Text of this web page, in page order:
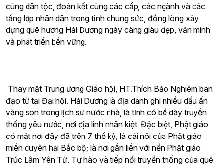
cùng dân tộc, đoàn kết cùng các cấp, các ngành và các
tầng lớp nhân dân trong tỉnh chung sức, đồng lòng xây
dựng quê hương Hải Dương ngày càng giàu đẹp, văn minh
và phát triển bền vững.
Thay mặt Trung ương Giáo hội, HT.Thích Bảo Nghiêm ban
đạo từ tại Đại hội. Hải Dương là địa danh ghi nhiều dấu ấn
vàng son trong lịch sử nước nhà, là tỉnh có bề dày truyền
thống yêu nước, nơi địa linh nhân kiệt. Đặc biệt, Phật giáo
có mặt nơi đây đã trên 7 thế kỷ, là cái nôi của Phật giáo
miền duyên hải Bắc bộ; là nơi gắn liền với nền Phật giáo
Trúc Lâm Yên Tử. Tự hào và tiếp nối truyền thống của quê